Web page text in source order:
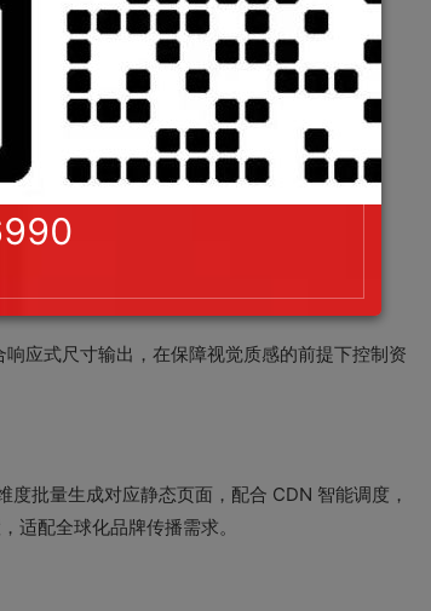
户端异步加载；
的性能优势。实践中需遵循以下原则：
应式尺寸输出，在保障视觉质感的前提下控制资
批量生成对应静态页面，配合 CDN 智能调度，
适配全球化品牌传播需求。